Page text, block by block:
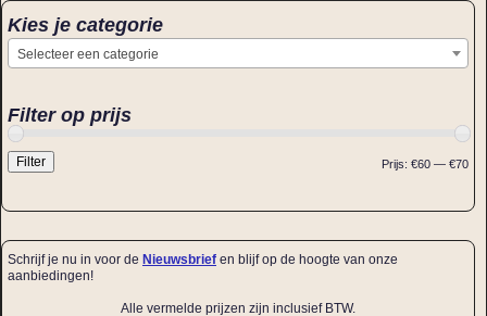
Kies je categorie
Selecteer een categorie
Filter op prijs
Filter Prijs: €60 — €70
Schrijf je nu in voor de Nieuwsbrief en blijf op de hoogte van onze
aanbiedingen!
Alle vermelde prijzen zijn inclusief BTW.